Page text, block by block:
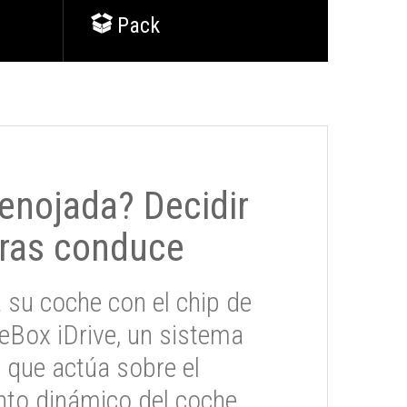
Pack
Decidir
conduce
coche con el chip de
iDrive, un sistema
actúa sobre el
dinámico del coche.